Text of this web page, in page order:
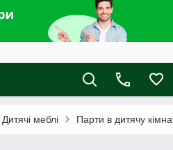
Дитячі меблі Парти в дитячу